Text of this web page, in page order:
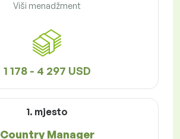
Viši menadžment
1 178 - 4 297 USD
1. mjesto
Country Manager